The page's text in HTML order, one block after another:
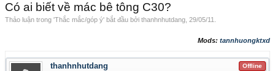
Có ai biết về mác bê tông C30?
Thảo luận trong 'Thắc mắc/góp ý' bắt đầu bởi thanhnhutdang 29/05/11
Mods: tannhuongktxd
Offline
thanhnhutdang